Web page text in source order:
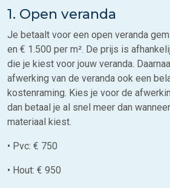
1. Open veranda
Je betaalt voor een open veranda
en € 1.500 per m². De prijs is
die je kiest voor jouw veranda.
afwerking van de veranda ook een
kostenraming. Kies je voor de
dan betaal je al snel meer dan
materiaal kiest.
• Pvc: € 750
• Hout: € 950